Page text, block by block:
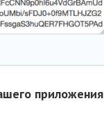
приложения